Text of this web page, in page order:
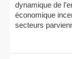
dynamique de
économique
secteurs